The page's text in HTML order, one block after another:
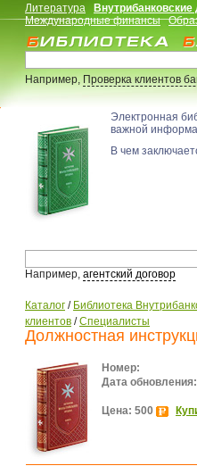
Литература
Международные финансы
Например,Проверка клиентов
Электронная
важной
В чем
Например, агентский договор
Каталог / Библиотека
клиентов /Специалисты
Должностная
Номер:
Дата обновления:
Цена: 500